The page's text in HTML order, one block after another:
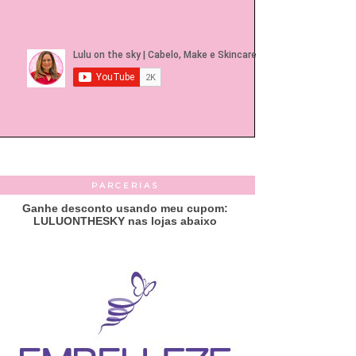
PARCERIAS
Ganhe desconto usando meu cupom:
LULUONTHESKY nas lojas abaixo